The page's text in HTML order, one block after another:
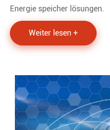
Energie speicher lösungen.
Weiter lesen +